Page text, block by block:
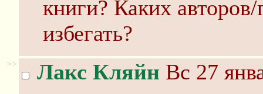
книги? Каких
избегать?
>> Лакс Кляйн Вс 27